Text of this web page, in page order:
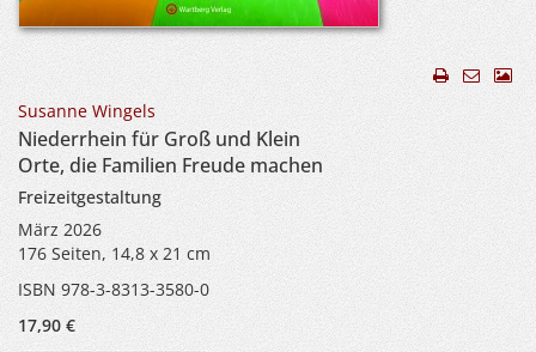
Susanne Wingels
Niederrhein für Groß und Klein
Orte, die Familien Freude machen
Freizeitgestaltung
März 2026
176 Seiten, 14,8 x 21 cm
ISBN 978-3-8313-3580-0
17,90 €